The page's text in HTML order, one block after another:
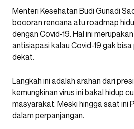
Menteri Kesehatan Budi Gunadi
bocoran rencana atu roadmap
dengan Covid-19. Hal ini
antisiapasi kalau Covid-19 gak
dekat.
Langkah ini adalah arahan dari
kemungkinan virus ini bakal hidup
masyarakat. Meski hingga saat ini
dalam perpanjangan.